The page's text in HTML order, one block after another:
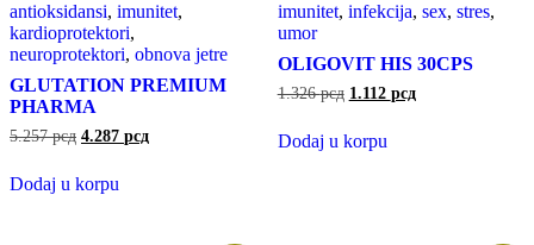
antioksidansi, imunitet,
kardioprotektori,
neuroprotektori, obnova jetre
GLUTATION PREMIUM
PHARMA
5.257рсд 4.287 рсд
Dodaj u korpu
imunitet, infekcija, sex, stres,
umor
OLIGOVIT HIS 30CPS
1.326рсд 1.112 рсд
Dodaj u korpu